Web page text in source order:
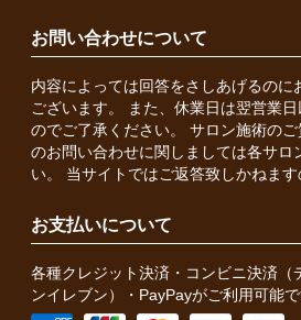
お問い合わせについて
内容によっては回答をさしあげるのに
ございます。 また、休業日は翌営業
のでご了承ください。 サロン施術の
のお問い合わせに関しましては各サロ
い。 当サイトではご返答致しかねます
お支払いについて
各種クレジット決済・コンビニ決済（
ンイレブン）・PayPayがご利用可能で